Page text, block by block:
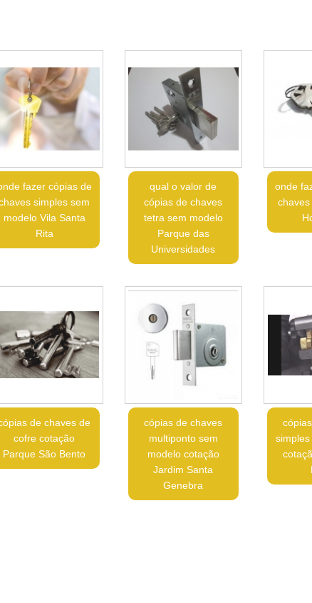
fazer cópias de
simples sem
modelo Vila Santa
Rita
qual o valor de
cópias de chaves
tetra sem modelo
Parque das
Universidades
onde
chaves
de chaves de
cofre cotação
Parque São Bento
cópias de chaves
multiponto sem
modelo cotação
Jardim Santa
Genebra